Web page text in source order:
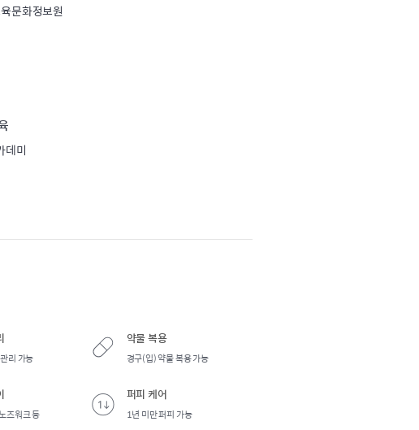
문화정보원
데미
리 가능
약물 복용
경구(입) 약물 복용 가능
즈워크 등
퍼피 케어
1년 미만 퍼피 가능